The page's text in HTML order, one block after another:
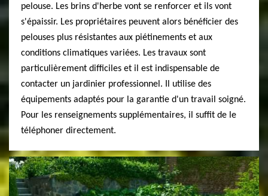
pelouse. Les brins d'herbe vont se renforcer et ils vont
s'épaissir. Les propriétaires peuvent alors bénéficier des
pelouses plus résistantes aux piétinements et aux
conditions climatiques variées. Les travaux sont
particulièrement difficiles et il est indispensable de
contacter un jardinier professionnel. Il utilise des
équipements adaptés pour la garantie d'un travail soigné.
Pour les renseignements supplémentaires, il suffit de le
téléphoner directement.